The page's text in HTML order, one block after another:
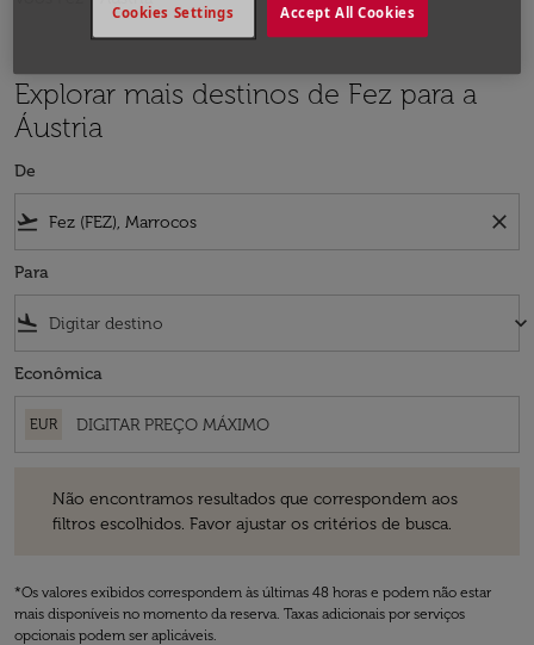
Explorar mais destinos de Fez para a
Áustria
De
flight_takeoff close
Para
flight_land keyboard_arrow_down
Econômica
EUR
Não encontramos resultados que correspondem aos
filtros escolhidos. Favor ajustar os critérios de busca.
*Os valores exibidos correspondem às últimas 48 horas e podem não estar
mais disponíveis no momento da reserva. Taxas adicionais por serviços
opcionais podem ser aplicáveis.
Accept All Cookies
Cookies Settings